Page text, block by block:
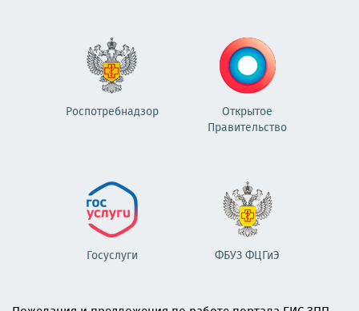
Роспотребнадзор
Открытое
Правительство
Госуслуги ФБУЗ ФЦГиЭ